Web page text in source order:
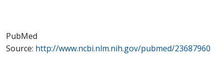
PubMed
Source: http://www.ncbi.nlm.nih.gov/pubmed/23687960